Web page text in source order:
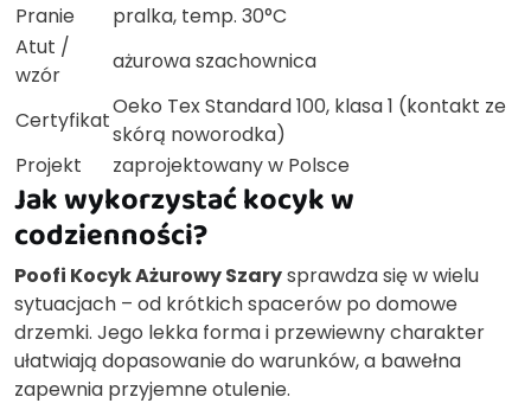
Pranie
pralka, temp. 30°C
Atut /
wzór
ażurowa szachownica
Certyfikat
Oeko Tex Standard 100, klasa 1 (kontakt ze
skórą noworodka)
Projekt
zaprojektowany w Polsce
Jak wykorzystać kocyk w
codzienności?
Poofi Kocyk Ażurowy Szarysprawdza się w wielu
sytuacjach – od krótkich spacerów po domowe
drzemki. Jego lekka forma i przewiewny charakter
ułatwiają dopasowanie do warunków, a bawełna
zapewnia przyjemne otulenie.